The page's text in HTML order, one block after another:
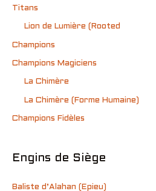
Titans
Lion de Lumière (Rooted
Champions
Champions Magiciens
La Chimère
La Chimère (Forme Humaine)
Champions Fidèles
Engins de Siège
Baliste d’Alahan (Epieu)